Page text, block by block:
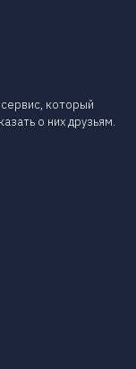
который
о них друзьям.